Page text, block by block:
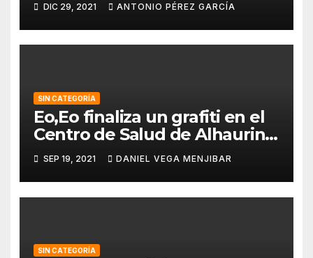
DIC 29, 2021 ANTONIO PÉREZ GARCÍA
SIN CATEGORÍA
Eo,Eo finaliza un grafiti en el
Centro de Salud de Alhaurin
de la Torre.
SEP 19, 2021 DANIEL VEGA MENJIBAR
SIN CATEGORÍA